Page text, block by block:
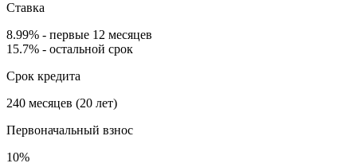
Ставка
8.99% - первые 12 месяцев
15.7% - остальной срок
Срок кредита
240 месяцев (20 лет)
Первоначальный взнос
10%